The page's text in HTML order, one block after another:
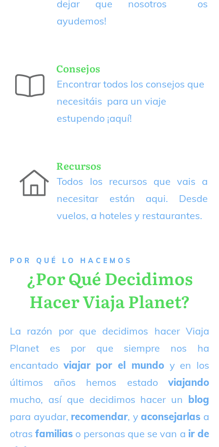
dejar que nosotros os
ayudemos!
Consejos
Encontrar todos los consejos que
necesitáis para un viaje
estupendo ¡aquí!
Recursos
Todos los recursos que vais a
necesitar están aqui. Desde
vuelos, a hoteles y restaurantes.
P OR QUÉ LO HACEMOS
¿Por Qué Decidimos
Hacer Viaja Planet?
La razón por que decidimos hacer Viaja
Planet es por que siempre nos ha
encantado viajar por el mundoy en los
últimos años hemos estado viajando
mucho, así que decidimos hacer un blog
para ayudar, recomendar, yaconsejarlas a
otrasfamilias o personas que se van a ir de